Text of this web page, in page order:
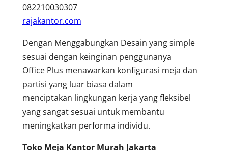
082210030307
rajakantor.com
Dengan Menggabungkan Desain yang simple
sesuai dengan keinginan penggunanya
Office Plus menawarkan konfigurasi meja dan
partisi yang luar biasa dalam
menciptakan lingkungan kerja yang fleksibel
yang sangat sesuai untuk membantu
meningkatkan performa individu.
Toko Meja Kantor Murah Jakarta